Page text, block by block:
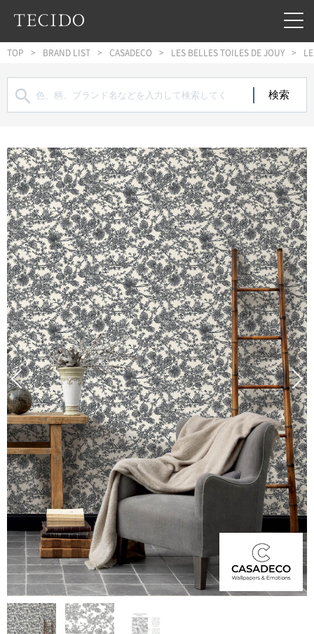
フッターへジャンプ
TOP BRAND LIST CASADECO LES BELLES TOILES DE JOUY
